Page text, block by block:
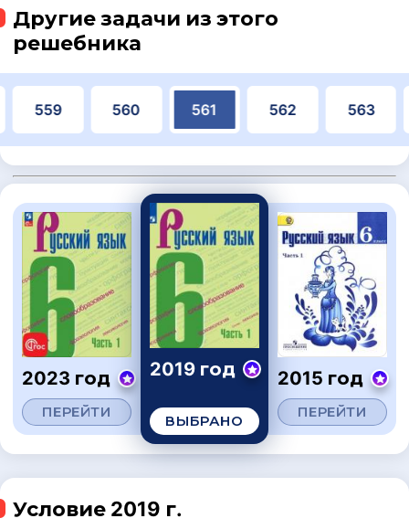
Другие задачи из этого
решебника
559 560 561 562 563
2023 год
ПЕРЕЙТИ
2019 год
ВЫБРАНО
2015 год
ПЕРЕЙТИ
Условие 2019 г.